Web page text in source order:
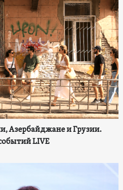
Азербайджане и Грузии.
LIVE